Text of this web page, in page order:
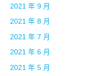
2021 年 9 月
2021 年 8 月
2021 年 7 月
2021 年 6 月
2021 年 5 月